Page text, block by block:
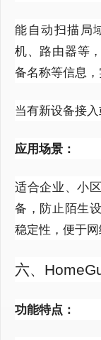
能自动扫描局
机、路由器等
备名称等信息，
当有新设备接
应用场景：
适合企业、小
备，防止陌生
稳定性，便于网
六、
功能特点：